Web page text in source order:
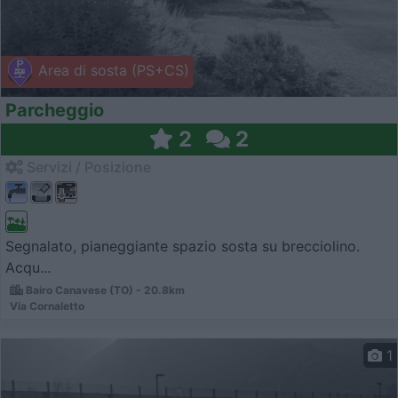
Area di sosta (PS+CS)
Parcheggio
2 2
Segnalato, pianeggiante spazio sosta su brecciolino.
Acqu...
Bairo Canavese (TO) - 20.8km
Via Cornaletto
1